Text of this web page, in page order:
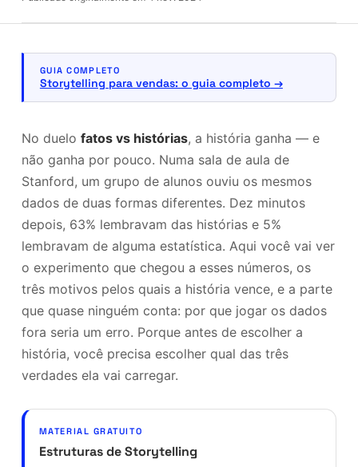
GUIA COMPLETO
Storytelling para vendas: o guia completo
No duelo fatos vs histórias, a história ganha — e
não ganha por pouco. Numa sala de aula de
Stanford, um grupo de alunos ouviu os mesmos
dados de duas formas diferentes. Dez minutos
depois, 63% lembravam das histórias e 5%
lembravam de alguma estatística. Aqui você vai ver
o experimento que chegou a esses números, os
três motivos pelos quais a história vence, e a parte
que quase ninguém conta: por que jogar os dados
fora seria um erro. Porque antes de escolher a
história, você precisa escolher qual das três
verdades ela vai carregar.
MATERIAL GRATUITO
Estruturas de Storytelling